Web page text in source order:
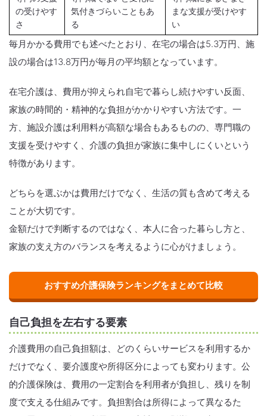
の受けやす
さ
気付きづらいこともあ
る
まな支援が受けやす
い
毎月かかる費用でも述べたとおり、在宅の場合は5.3万円、施
設の場合は13.8万円が毎月の平均額となっています。
在宅介護は、費用が抑えられ自宅で暮らし続けやすい反面、
家族の時間的・精神的な負担がかかりやすい方法です。一
方、施設介護は利用料が高額な場合もあるものの、専門職の
支援を受けやすく、介護の負担が家族に集中しにくいという
特徴があります。
どちらを選ぶかは費用だけでなく、生活の質も含めて考える
ことが大切です。
金額だけで判断するのではなく、本人に合った暮らし方と、
家族の支え方のバランスを考えるように心がけましょう。
おすすめ介護保険ランキングをまとめて比較
自己負担を左右する要素
介護費用の自己負担額は、どのくらいサービスを利用するか
だけでなく、要介護度や所得区分によっても変わります。公
的介護保険は、費用の一定割合を利用者が負担し、残りを制
度で支える仕組みです。負担割合は所得によって異なるた